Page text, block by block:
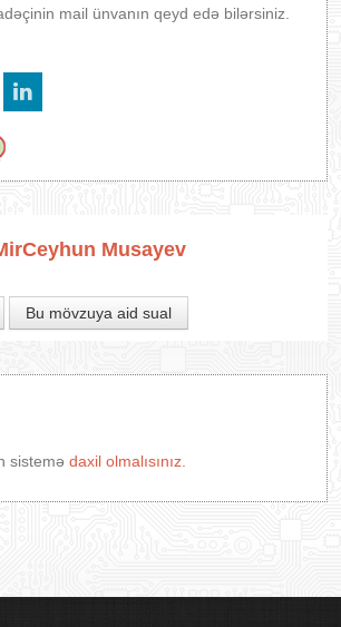
mail ünvanın qeyd edə bilərsiniz.
Musayev
Bu mövzuya aid sual
sistemə daxil olmalısınız.